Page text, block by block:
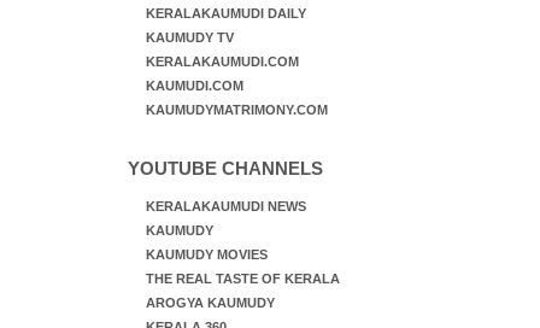
KERALAKAUMUDI DAILY
KAUMUDY TV
KERALAKAUMUDI.COM
KAUMUDI.COM
KAUMUDYMATRIMONY.COM
YOUTUBE CHANNELS
KERALAKAUMUDI NEWS
KAUMUDY
KAUMUDY MOVIES
THE REAL TASTE OF KERALA
AROGYA KAUMUDY